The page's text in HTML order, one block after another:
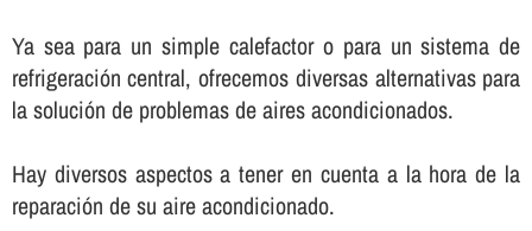
Ya sea para un simple calefactor o para un sistema de
refrigeración central, ofrecemos diversas alternativas para
la solución de problemas de aires acondicionados.
Hay diversos aspectos a tener en cuenta a la hora de la
reparación de su aire acondicionado.